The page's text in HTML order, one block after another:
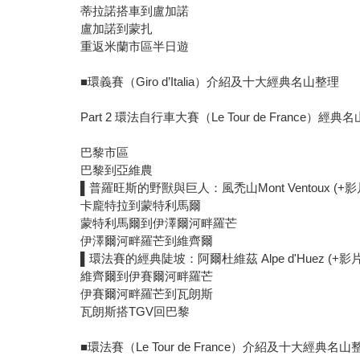
蒂拉諾搭車到盧加諾
盧加諾到蒙扎
重返米蘭市區半日遊
■環義賽（Giro d’Italia）介紹及十大經典名山整理
Part 2 環法自行車大賽（Le Tour de France）經典名
巴黎市區
巴黎到亞維農
▌普羅旺斯的野獸與巨人：風禿山Mont Ventoux (+影
卡龐特拉到蒙特利馬爾
蒙特利馬爾到伊澤爾河畔羅芒
伊澤爾河畔羅芒到維齊爾
▌環法賽的經典陡坡：阿爾杜維茲 Alpe d'Huez (+影
維齊爾到伊賽爾河畔羅芒
伊賽爾河畔羅芒到瓦朗斯
瓦朗斯搭TGV回巴黎
■環法賽（Le Tour de France）介紹及十大經典名山